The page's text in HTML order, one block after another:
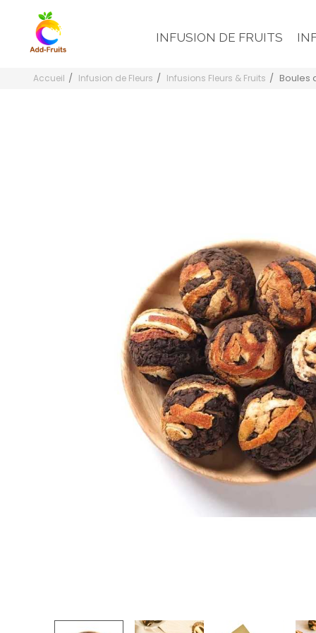
INFUSION DE FRUITS
Accueil Infusion de Fleurs Infusions Fleurs & Fruits Boules